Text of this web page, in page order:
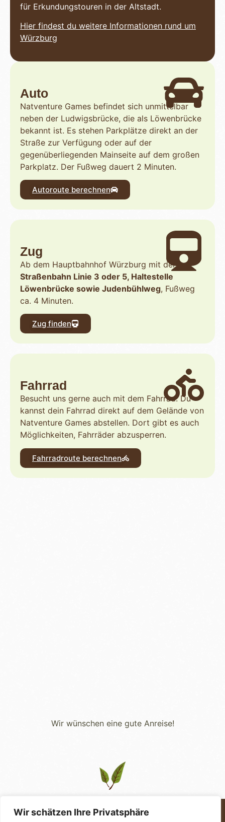
Wir schätzen Ihre Privatsphäre
für Erkundungstouren in der Altstadt.
Hier findest du weitere Informationen rund um
Würzburg
Auto
Natventure Games befindet sich unmittelbar
neben der Ludwigsbrücke, die als Löwenbrücke
bekannt ist. Es stehen Parkplätze direkt an der
Straße zur Verfügung oder auf der
gegenüberliegenden Mainseite auf dem großen
Parkplatz. Der Fußweg dauert 2 Minuten.
Autoroute berechnen
Zug
Ab dem Hauptbahnhof Würzburg mit der
Straßenbahn Linie 3 oder 5, Haltestelle
Löwenbrücke sowie Judenbühlweg, Fußweg
ca. 4 Minuten.
Zug finden
Fahrrad
Besucht uns gerne auch mit dem Fahrrad. Du
kannst dein Fahrrad direkt auf dem Gelände von
Natventure Games abstellen. Dort gibt es auch
Möglichkeiten, Fahrräder abzusperren.
Fahrradroute berechnen
Wir wünschen eine gute Anreise!